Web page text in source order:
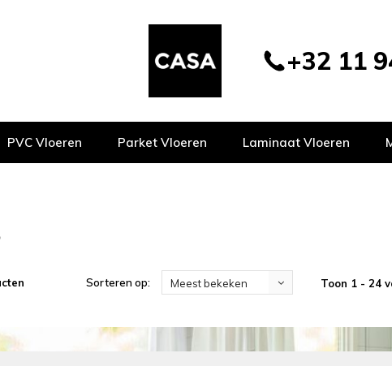
+32 11
PVC Vloeren Parket Vloeren Laminaat Vloeren
Sorteren op: Meest bekeken Toon 1 - 24